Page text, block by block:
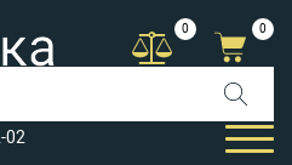
02
0 0